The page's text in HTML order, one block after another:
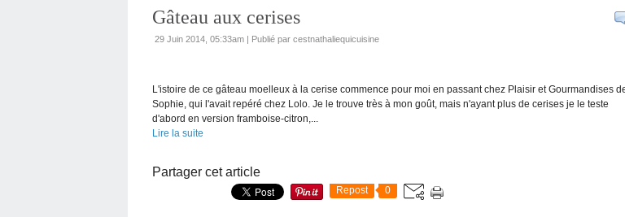
Gâteau aux cerises
29 Juin 2014, 05:33am | Publié par cestnathaliequicuisine
L'istoire de ce gâteau moelleux à la cerise commence pour moi en passant chez Plaisir et Gourmandises
Sophie, qui l'avait repéré chez Lolo. Je le trouve très à mon goût, mais n'ayant plus de cerises je le teste
d'abord en version framboise-citron,...
Lire la suite
Partager cet article
Repost 0